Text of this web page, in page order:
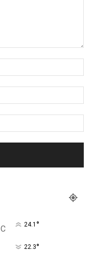
C 24.1 °
22.3°